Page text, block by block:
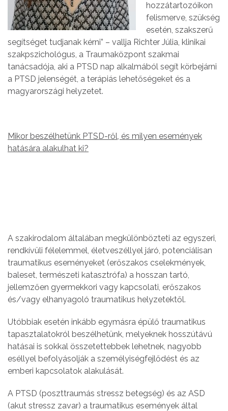
hozzátartozóikon
felismerve, szükség
esetén, szakszerű
segítséget tudjanak kérni” – vallja Richter Júlia, klinikai
szakpszichológus, a Traumaközpont szakmai
tanácsadója, aki a PTSD nap alkalmából segít körbejárni
a PTSD jelenségét, a terápiás lehetőségeket és a
magyarországi helyzetet.
Mikor beszélhetünk PTSD-ről, és milyen események
hatására alakulhat ki?
A szakirodalom általában megkülönbözteti az egyszeri,
rendkívüli félelemmel, életveszéllyel járó, potenciálisan
traumatikus eseményeket (erőszakos cselekmények,
baleset, természeti katasztrófa) a hosszan tartó,
jellemzően gyermekkori vagy kapcsolati, erőszakos
és/vagy elhanyagoló traumatikus helyzetektől.
Utóbbiak esetén inkább egymásra épülő traumatikus
tapasztalatokról beszélhetünk, melyeknek hosszútávú
hatásai is sokkal összetettebbek lehetnek, nagyobb
eséllyel befolyásolják a személyiségfejlődést és az
emberi kapcsolatok alakulását.
A PTSD (poszttraumás stressz betegség) és az ASD
(akut stressz zavar) a traumatikus események által